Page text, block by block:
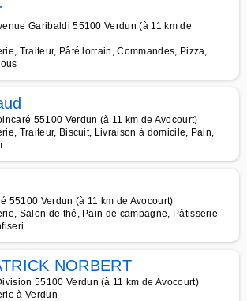
Garibaldi 55100 Verdun (à 11 km de
Traiteur, Pâté lorrain, Commandes, Pizza,
55100 Verdun (à 11 km de Avocourt)
Traiteur, Biscuit, Livraison à domicile, Pain,
55100 Verdun (à 11 km de Avocourt)
Salon de thé, Pain de campagne, Pâtisserie
NORBERT
55100 Verdun (à 11 km de Avocourt)
à Verdun